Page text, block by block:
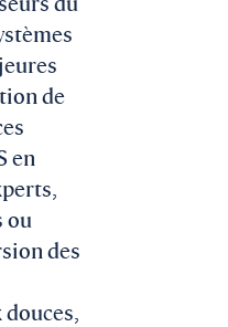
de
en
ou
des